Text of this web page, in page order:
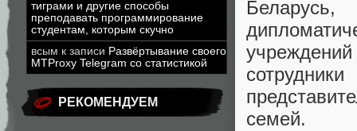
тиграми и другие способы
преподавать программирование
студентам, которым скучно
всым к записи Развёртывание своего
MTProxy Telegram со статистикой
РЕКОМЕНДУЕМ
семей.